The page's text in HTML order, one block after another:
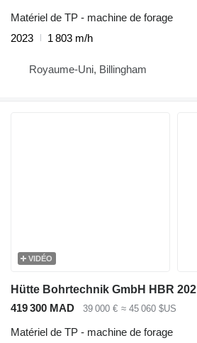
Matériel de TP - machine de forage
2023
1 803 m/h
Royaume-Uni, Billingham
VIDÉO
419 300 MAD 39 000 € ≈ 45 060 $US
Matériel de TP - machine de forage